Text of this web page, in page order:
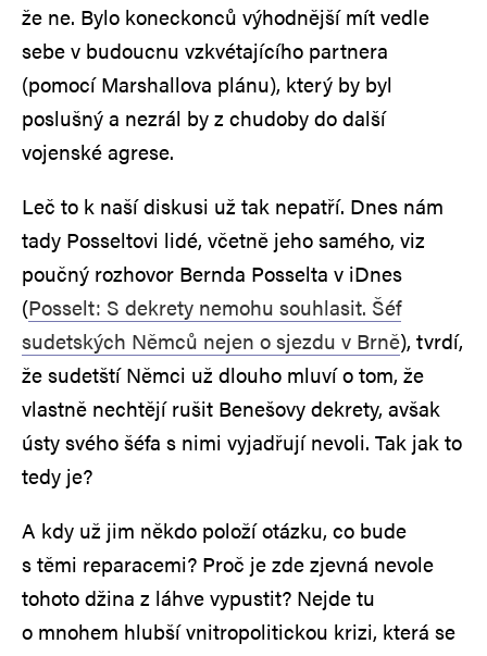
že ne. Bylo koneckonců výhodnější mít vedle
sebe v budoucnu vzkvétajícího partnera
(pomocí Marshallova plánu), který by byl
poslušný a nezrál by z chudoby do další
vojenské agrese.
Leč to k naší diskusi už tak nepatří. Dnes nám
tady Posseltovi lidé, včetně jeho samého, viz
poučný rozhovor Bernda Posselta v iDnes
(Posselt: S dekrety nemohu souhlasit. Šéf
sudetských Němců nejen o sjezdu v Brně), tvrdí,
že sudetští Němci už dlouho mluví o tom, že
vlastně nechtějí rušit Benešovy dekrety, avšak
ústy svého šéfa s nimi vyjadřují nevoli. Tak jak to
tedy je?
A kdy už jim někdo položí otázku, co bude
s těmi reparacemi? Proč je zde zjevná nevole
tohoto džina z láhve vypustit? Nejde tu
o mnohem hlubší vnitropolitickou krizi, která se